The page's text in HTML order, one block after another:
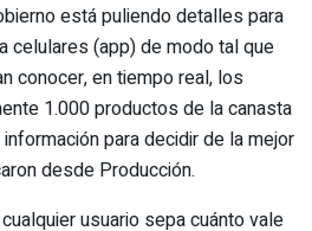
está puliendo detalles para
celulares (app) de modo tal que
conocer, en tiempo real, los
1.000 productos de la canasta
para decidir de la mejor
desde Producción.
usuario sepa cuánto vale